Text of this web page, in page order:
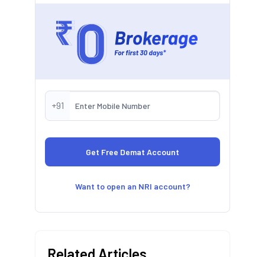
+91
Want to open an NRI account?